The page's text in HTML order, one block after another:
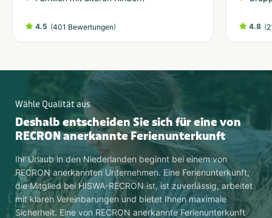
4.5 (401 Bewertungen) 4.8 (
Wähle Qualität aus
Deshalb entscheiden Sie sich für eine von
RECRON anerkannte Ferienunterkunft
Ihr Urlaub in den Niederlanden beginnt bei einem von
RECRON anerkannten Unternehmen. Eine Ferienunterkunft,
die Mitglied bei HISWA-RECRON ist, ist zuverlässig, arbeitet
mit klaren Vereinbarungen und bietet Ihnen maximale
Sicherheit. Eine von RECRON anerkannte Ferienunterkunft